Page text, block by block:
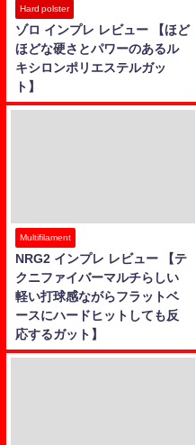
Hard polster
ゾロ インプレ レビュー 【ほど
ほどな硬さとパワーのあるル
キシロンポリエステルガッ
ト】
Multifilament
NRG2 インプレ レビュー 【テ
クニファイバーマルチらしい
軽い打球感ながらフラットベ
ースにハードヒットしても反
応するガット】